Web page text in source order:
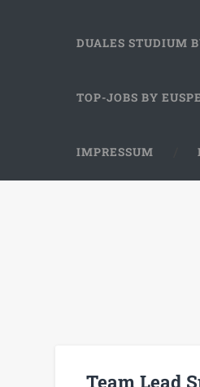
DUALES STUDIUM
TOP-JOBS BY
IMPRESSUM
Team Lead